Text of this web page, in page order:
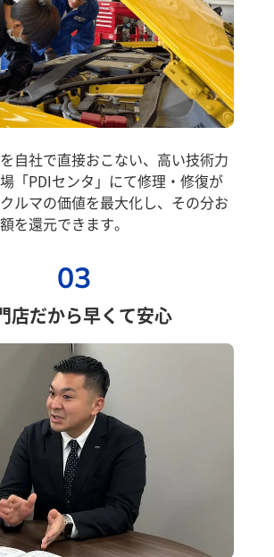
自社で直接おこない、高い技術力
「PDIセンタ」にて修理・修復が
ルマの価値を最大化し、その分お
を還元できます。
03
店だから早くて安心